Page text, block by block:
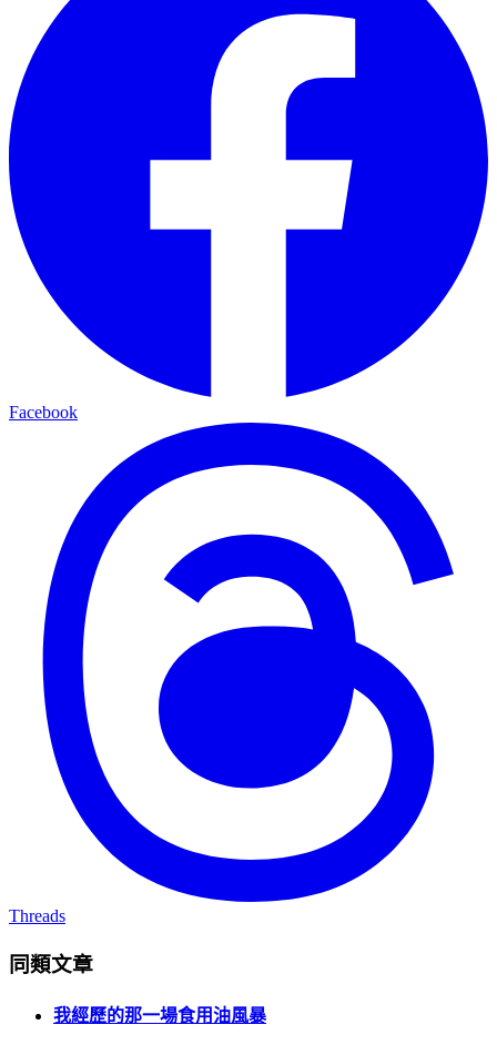
Facebook
Threads
同類文章
我經歷的那一場食用油風暴